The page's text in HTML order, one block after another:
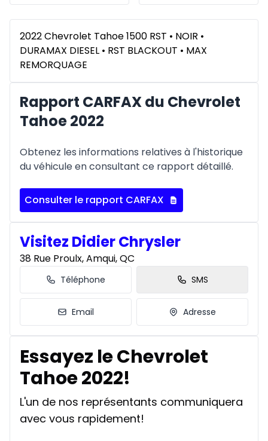
2022 Chevrolet Tahoe 1500 RST • NOIR •
DURAMAX DIESEL • RST BLACKOUT • MAX
REMORQUAGE
Rapport CARFAX du Chevrolet
Tahoe 2022
Obtenez les informations relatives à l'historique
du véhicule en consultant ce rapport détaillé.
Consulter le rapport CARFAX
Visitez Didier Chrysler
38 Rue Proulx, Amqui, QC
Téléphone SMS
Email Adresse
Essayez le Chevrolet
Tahoe 2022!
L'un de nos représentants communiquera
avec vous rapidement!